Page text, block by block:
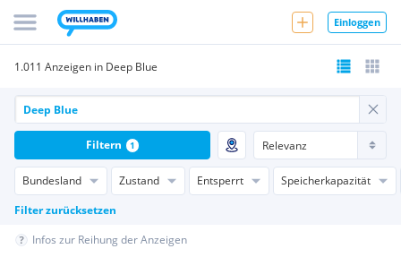
Einloggen
1.011 Anzeigen in Deep Blue
Bundesland Zustand Entsperrt
Speicherkapazität
Filter zurücksetzen
Filtern 1
Infos zur Reihung der Anzeigen